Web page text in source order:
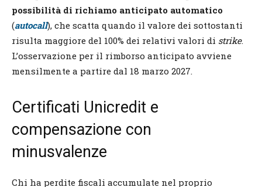
possibilità di richiamo anticipato automatico
(autocall), che scatta quando il valore dei sottostanti
risulta maggiore del 100% dei relativi valori di strike.
L’osservazione per il rimborso anticipato avviene
mensilmente a partire dal 18 marzo 2027.
Certificati Unicredit e
compensazione con
minusvalenze
Chi ha perdite fiscali accumulate nel proprio